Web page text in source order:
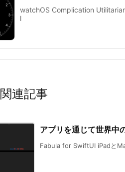
watchOS Complication
l
関連記事
アプリを通じて世界中
Fabula for SwiftUI iPadと